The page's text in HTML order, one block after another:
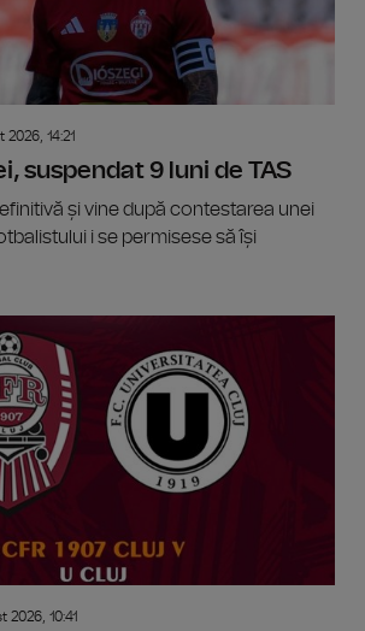
2026, 14:21
suspendat 9 luni de TAS
și vine după contestarea unei
i se permisese să își
2026, 10:41